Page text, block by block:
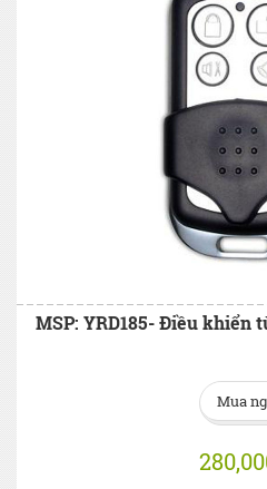
MSP: YRD185- Điều khiển
Mua